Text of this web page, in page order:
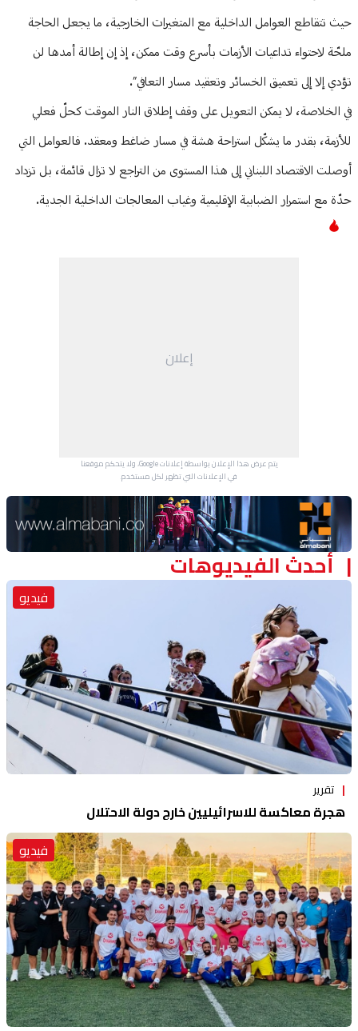
حيث تتقاطع العوامل الداخلية مع المتغيرات الخارجية، ما يجعل الحاجة
ملحّة لاحتواء تداعيات الأزمات بأسرع وقت ممكن، إذ إن إطالة أمدها لن
تؤدي إلا إلى تعميق الخسائر وتعقيد مسار التعافي”.
في الخلاصة، لا يمكن التعويل على وقف إطلاق النار الموقت كحلّ فعلي
للأزمة، بقدر ما يشكّل استراحة هشة في مسار ضاغط ومعقد. فالعوامل التي
أوصلت الاقتصاد اللبناني إلى هذا المستوى من التراجع لا تزال قائمة، بل تزداد
حدّة مع استمرار الضبابية الإقليمية وغياب المعالجات الداخلية الجدية.
إعلان
يتم عرض هذا الإعلان بواسطة إعلانات Google، ولا يتحكم موقعنا
في الإعلانات التي تظهر لكل مستخدم.
Advertisement Section
أحدث الفيديوهات
فيديو
تقرير
هجرة معاكسة للاسرائيليين خارج دولة الاحتلال
فيديو